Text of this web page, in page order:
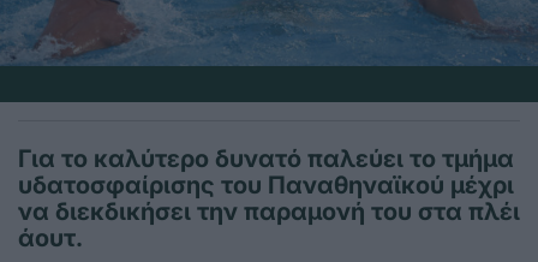
Για το καλύτερο δυνατό παλεύει το τμήμα
υδατοσφαίρισης του Παναθηναϊκού μέχρι
να διεκδικήσει την παραμονή του στα πλέι
άουτ.